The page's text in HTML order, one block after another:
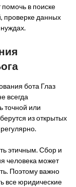
в поиске
проверке данных
бота Глаз
всегда
точной или
из открытых
этичным. Сбор и
человека может
Поэтому важно
все юридические